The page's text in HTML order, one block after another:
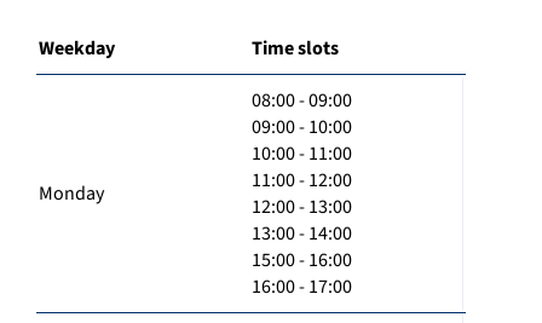
Weekday Time slots
Monday
08:00 - 09:00
09:00 - 10:00
10:00 - 11:00
11:00 - 12:00
12:00 - 13:00
13:00 - 14:00
15:00 - 16:00
16:00 - 17:00